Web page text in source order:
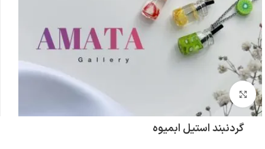
بزرگنمایی تصویر
گردنبند استیل ابمیوه